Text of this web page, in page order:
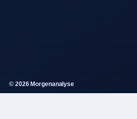
© 2026 Morgenanalyse